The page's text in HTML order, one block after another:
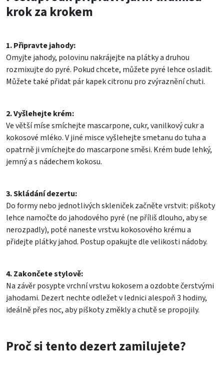
krok za krokem
1. Připravte jahody:
Omyjte jahody, polovinu nakrájejte na plátky a druhou
rozmixujte do pyré. Pokud chcete, můžete pyré lehce osladit.
Můžete také přidat pár kapek citronu pro zvýraznění chuti.
2. Vyšlehejte krém:
Ve větší míse smíchejte mascarpone, cukr, vanilkový cukr a
kokosové mléko. V jiné misce vyšlehejte smetanu do tuha a
opatrně ji vmíchejte do mascarpone směsi. Krém bude lehký,
jemný a s nádechem kokosu.
3. Skládání dezertu:
Do formy nebo jednotlivých skleniček začněte vrstvit: piškoty
lehce namočte do jahodového pyré (ne příliš dlouho, aby se
nerozpadly), poté naneste vrstvu kokosového krému a
přidejte plátky jahod. Postup opakujte dle velikosti nádoby.
4. Zakončete stylově:
Na závěr posypte vrchní vrstvu kokosem a ozdobte čerstvými
jahodami. Dezert nechte odležet v lednici alespoň 3 hodiny,
ideálně přes noc, aby piškoty změkly a chutě se propojily.
Proč si tento dezert zamilujete?